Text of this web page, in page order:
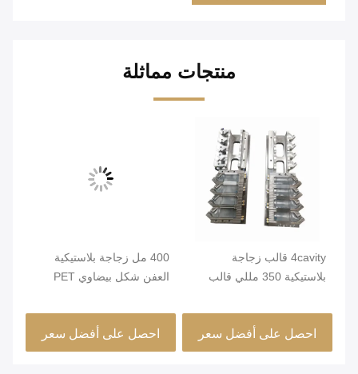
منتجات مماثلة
4cavity قالب زجاجة
بلاستيكية 350 مللي قالب
احصل على أفضل سعر
400 مل زجاجة بلاستيكية
العفن شكل بيضاوي PET
السطحية
احصل على أفضل سعر